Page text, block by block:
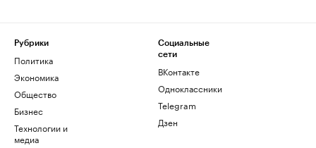
Рубрики
Политика
Экономика
Общество
Бизнес
Технологии и
медиа
Социальные
сети
ВКонтакте
Одноклассники
Telegram
Дзен